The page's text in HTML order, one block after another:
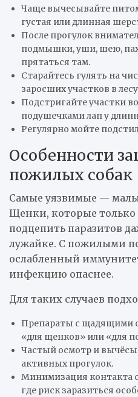
Чаще вычесывайте
густая или длинная
После прогулок
подмышки, уши, шею,
прятаться там.
Старайтесь гулять на
заросших участков в
Подстригайте участки
подушечками лап у
Регулярно мойте
Особенности
пожилых собак
Самые уязвимые —
Щенки, которые
подцепить паразитов
лужайке. С пожилыми
ослабленный
инфекцию опаснее.
Для таких случаев
Препараты с щадящими
«для щенков» или «для
Частый осмотр и
активных прогулок.
Минимизация
где риск заразиться